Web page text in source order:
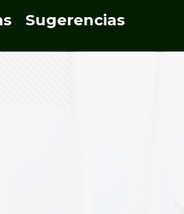
Sugerencias